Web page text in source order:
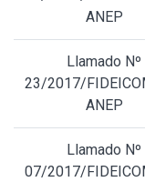
ANEP
Llamado Nº
23/2017/
ANEP
Llamado Nº
07/2017/